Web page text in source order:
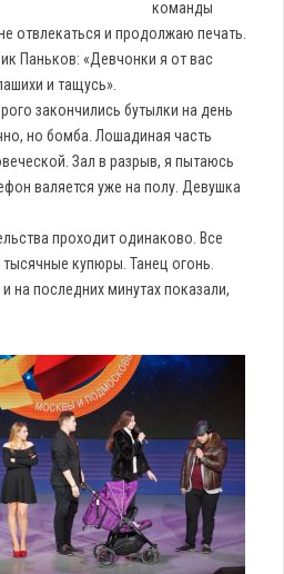
команды
отвлекаться и продолжаю печать.
Паньков: «Девчонки я от вас
и тащусь».
закончились бутылки на день
но бомба. Лошадиная часть
Зал в разрыв, я пытаюсь
валяется уже на полу. Девушка
проходит одинаково. Все
купюры. Танец огонь.
на последних минутах показали,